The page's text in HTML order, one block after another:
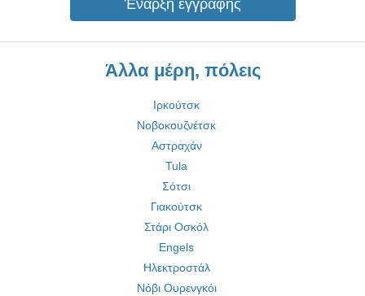
Έναρξη εγγραφής
Άλλα μέρη, πόλεις
Ιρκούτσκ
Νοβοκουζνέτσκ
Αστραχάν
Tula
Σότσι
Γιακούτσκ
Στάρι Οσκόλ
Engels
Ηλεκτροστάλ
Νόβι Ουρενγκόι